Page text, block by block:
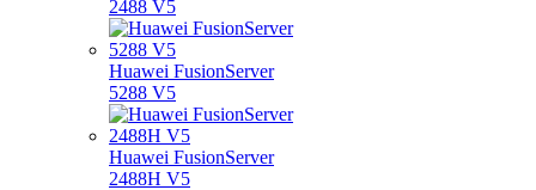
2488 V5
Huawei FusionServer
5288 V5
Huawei FusionServer
2488H V5